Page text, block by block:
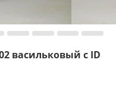
васильковый с ID